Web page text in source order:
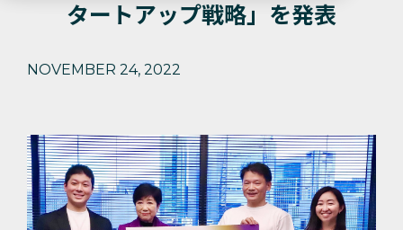
タートアップ戦略」を発表
NOVEMBER 24, 2022